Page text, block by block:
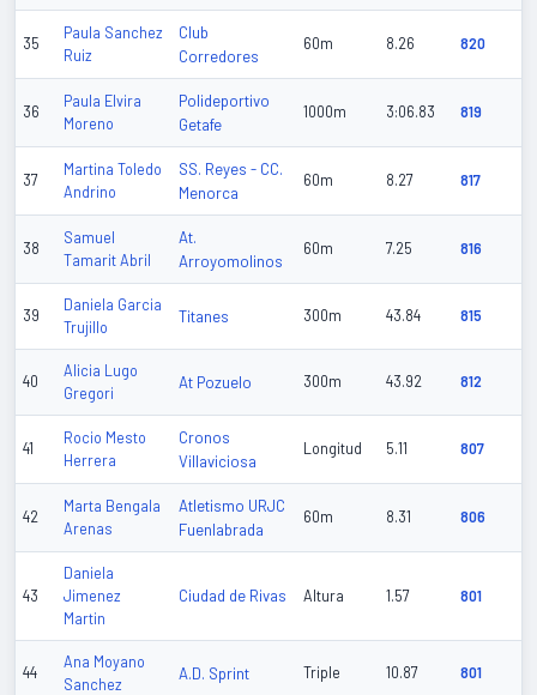
35
Paula Sanchez
Ruiz
Club
Corredores
60m 8.26 820
36
Paula Elvira
Moreno
Polideportivo
Getafe
1000m 3:06.83 819
37
Martina Toledo
Andrino
SS. Reyes - CC.
Menorca
60m 8.27 817
38
Samuel
Tamarit Abril
At.
Arroyomolinos
60m 7.25 816
39
Daniela Garcia
Trujillo
Titanes 300m 43.84 815
40
Alicia Lugo
Gregori
At Pozuelo 300m 43.92 812
41
Rocio Mesto
Herrera
Cronos
Villaviciosa
Longitud 5.11 807
42
Marta Bengala
Arenas
Atletismo URJC
Fuenlabrada
60m 8.31 806
43
Daniela
Jimenez
Martin
Ciudad de Rivas Altura 1.57 801
44
Ana Moyano
Sanchez
A.D. Sprint Triple 10.87 801